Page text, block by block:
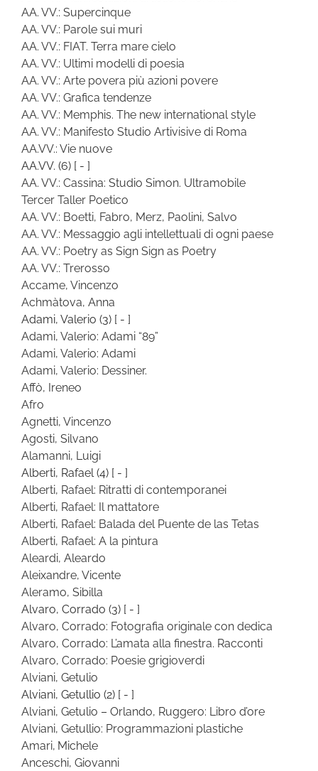
AA. VV.: Supercinque
AA. VV.: Parole sui muri
AA. VV.: FIAT. Terra mare cielo
AA. VV.: Ultimi modelli di poesia
AA. VV.: Arte povera più azioni povere
AA. VV.: Grafica tendenze
AA. VV.: Memphis. The new international style
AA. VV.: Manifesto Studio Artivisive di Roma
AA.VV.: Vie nuove
AA.VV. (6) [ - ]
AA. VV.: Cassina: Studio Simon. Ultramobile
Tercer Taller Poetico
AA. VV.: Boetti, Fabro, Merz, Paolini, Salvo
AA. VV.: Messaggio agli intellettuali di ogni paese
AA. VV.: Poetry as Sign Sign as Poetry
AA. VV.: Trerosso
Accame, Vincenzo
Achmàtova, Anna
Adami, Valerio (3) [ - ]
Adami, Valerio: Adami “89”
Adami, Valerio: Adami
Adami, Valerio: Dessiner.
Affò, Ireneo
Afro
Agnetti, Vincenzo
Agosti, Silvano
Alamanni, Luigi
Alberti, Rafael(4) [ - ]
Alberti, Rafael: Ritratti di contemporanei
Alberti, Rafael: Il mattatore
Alberti, Rafael: Balada del Puente de las Tetas
Alberti, Rafael: A la pintura
Aleardi, Aleardo
Aleixandre, Vicente
Aleramo, Sibilla
Alvaro, Corrado (3) [ - ]
Alvaro, Corrado: Fotografia originale con dedica
Alvaro, Corrado: L’amata alla finestra. Racconti
Alvaro, Corrado: Poesie grigioverdi
Alviani, Getulio
Alviani, Getullio (2) [ - ]
Alviani, Getulio – Orlando, Ruggero: Libro d’ore
Alviani, Getullio: Programmazioni plastiche
Amari, Michele
Anceschi, Giovanni